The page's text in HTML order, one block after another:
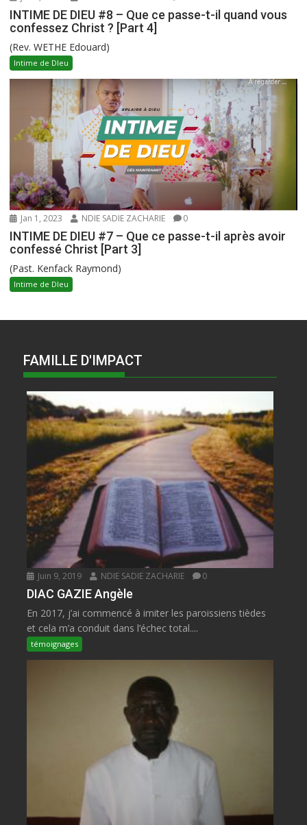
INTIME DE DIEU #8 – Que ce passe-t-il quand vous
confessez Christ ? [Part 4]
(Rev. WETHE Edouard)
Intime de DIeu
Jan 1, 2023 NDIE SADIE ZACHARIE 0
INTIME DE DIEU #7 – Que ce passe-t-il après avoir
confessé Christ [Part 3]
(Past. Kenfack Raymond)
Intime de DIeu
FAMILLE D'IMPACT
Juin 9, 2019 NDIE SADIE ZACHARIE 0
DIAC GAZIE Angèle
En 2017, j’ai commencé à imiter les paroissiens tièdes
et cela m’a conduit dans l’échec total....
témoignages